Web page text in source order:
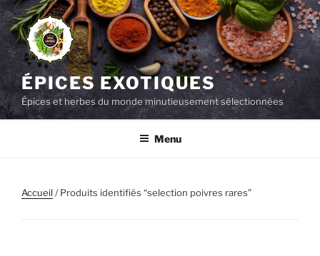
Aller
au
contenu
principal
ÉPICES EXOTIQUES
Épices et herbes du monde minutieusement sélectionnées
Menu
Accueil/ Produits identifiés “selection poivres rares”